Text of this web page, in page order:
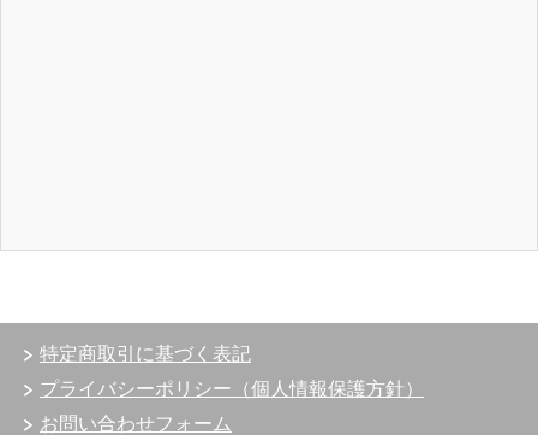
特定商取引に基づく表記
プライバシーポリシー（個人情報保護方針）
お問い合わせフォーム